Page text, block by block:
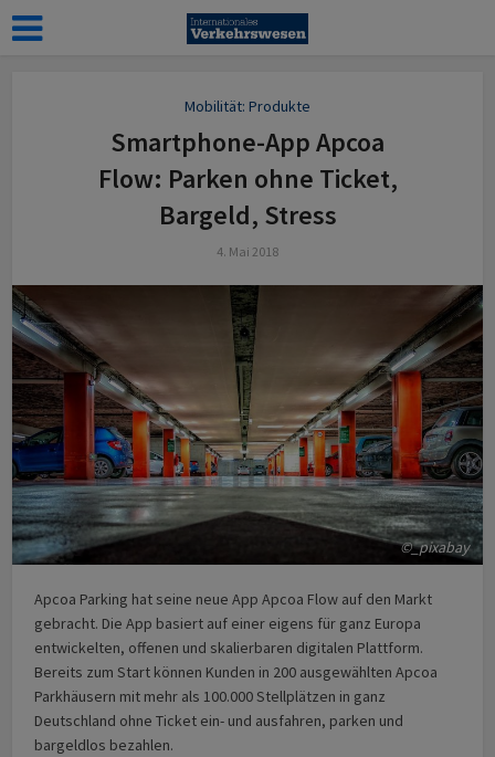
Mobilität: Produkte
Smartphone-App Apcoa
Flow: Parken ohne Ticket,
Bargeld, Stress
4. Mai 2018
©_pixabay
Apcoa Parking hat seine neue App Apcoa Flow auf den Markt
gebracht. Die App basiert auf einer eigens für ganz Europa
entwickelten, offenen und skalierbaren digitalen Plattform.
Bereits zum Start können Kunden in 200 ausgewählten Apcoa
Parkhäusern mit mehr als 100.000 Stellplätzen in ganz
Deutschland ohne Ticket ein- und ausfahren, parken und
bargeldlos bezahlen.